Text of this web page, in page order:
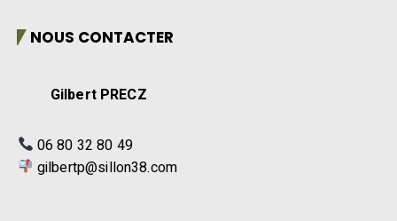
NOUS CONTACTER
Gilbert PRECZ
06 80 32 80 49
gilbertp@sillon38.com